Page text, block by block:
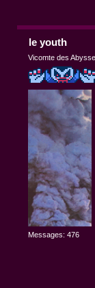
le youth
Vicomte des
Messages: 476